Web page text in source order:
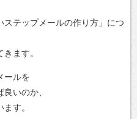
テップメールの作り方」につ
ます。
ールを
いのか、
す。